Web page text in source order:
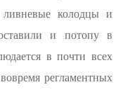
ливневые колодцы и
и потопу в
в почти всех
регламентных